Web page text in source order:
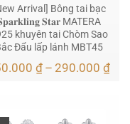
Arrival] Bông tai bạc
𝐒𝐭𝐚𝐫 MATERA
khuyên tai Chòm Sao
Đẩu lấp lánh MBT45
₫ – 290.000 ₫